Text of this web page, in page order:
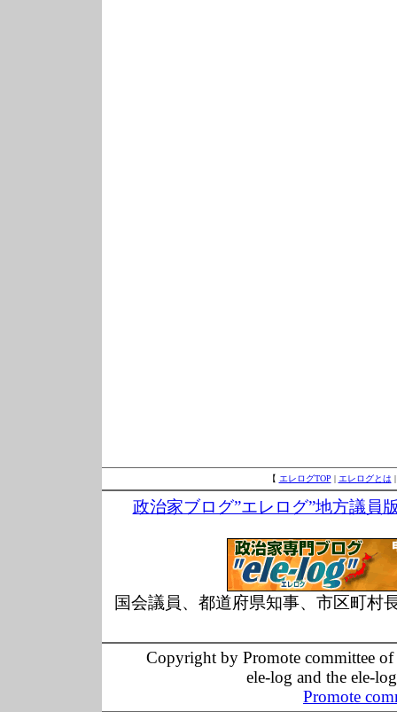
【 エレログTOP | エレログとは
政治家ブログ”エレログ”地方議員
国会議員、都道府県知事、市区町村
Copyright by Promote committee
ele-log and the ele-
Promote